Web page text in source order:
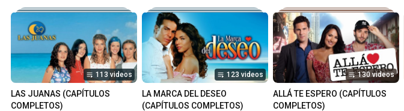
113 videos
LAS JUANAS (CAPÍTULOS
COMPLETOS)
123 videos
LA MARCA DEL DESEO
(CAPÍTULOS COMPLETOS)
130 videos
ALLÁ TE ESPERO (CAPÍTULOS
COMPLETOS)